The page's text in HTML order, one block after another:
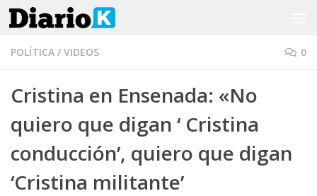
Saltar al contenido
POLÍTICA / VIDEOS 0
Cristina en Ensenada: «No
quiero que digan ‘ Cristina
conducción’, quiero que digan
‘Cristina militante’